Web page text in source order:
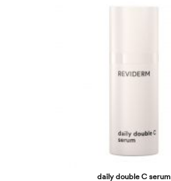
daily double C serum